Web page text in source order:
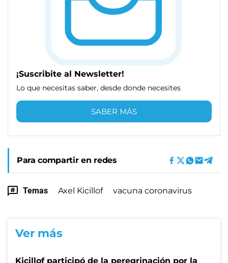
¡Suscribite al Newsletter!
Lo que necesitas saber, desde donde necesites
SABER MÁS
Para compartir en redes
Temas Axel Kicillof vacuna coronavirus
Ver más
Kicillof participó de la peregrinación por la